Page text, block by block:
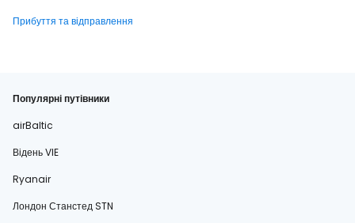
Прибуття та відправлення
Популярні путівники
airBaltic
Відень VIE
Ryanair
Лондон Станстед STN